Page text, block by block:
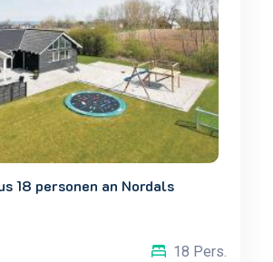
18 personen an Nordals
18 Pers.